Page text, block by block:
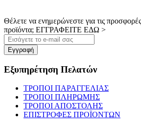
Θέλετε να ενημερώνεστε για τις
προϊόντα; ΕΓΓΡΑΦΕΙΤΕ ΕΔΩ >
Εγγραφή
Εξυπηρέτηση Πελατών
ΤΡΟΠΟΙ ΠΑΡΑΓΓΕΛΙΑΣ
ΤΡΟΠΟΙ ΠΛΗΡΩΜΗΣ
ΤΡΟΠΟΙ ΑΠΟΣΤΟΛΗΣ
ΕΠΙΣΤΡΟΦΕΣ ΠΡΟΪΟΝΤΩΝ